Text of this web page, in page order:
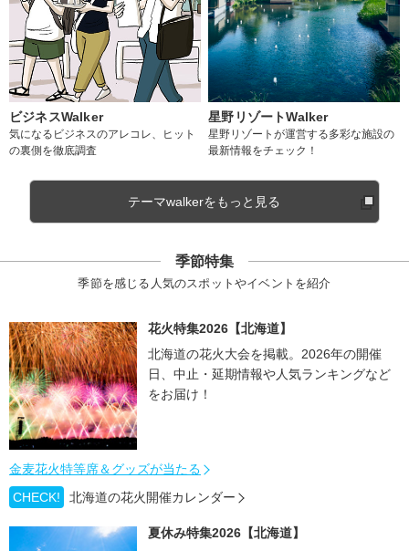
ビジネスWalker
気になるビジネスのアレコレ、ヒット
の裏側を徹底調査
星野リゾートWalker
星野リゾートが運営する多彩な施設の
最新情報をチェック！
テーマwalkerをもっと見る
季節特集
季節を感じる人気のスポットやイベントを紹介
花火特集2026【北海道】
北海道の花火大会を掲載。2026年の開催
日、中止・延期情報や人気ランキングなど
をお届け！
金麦花火特等席＆グッズが当たる
CHECK!
北海道の花火開催カレンダー
夏休み特集2026【北海道】